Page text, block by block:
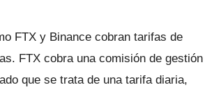
FTX y Binance cobran tarifas de
FTX cobra una comisión de gestión
que se trata de una tarifa diaria,